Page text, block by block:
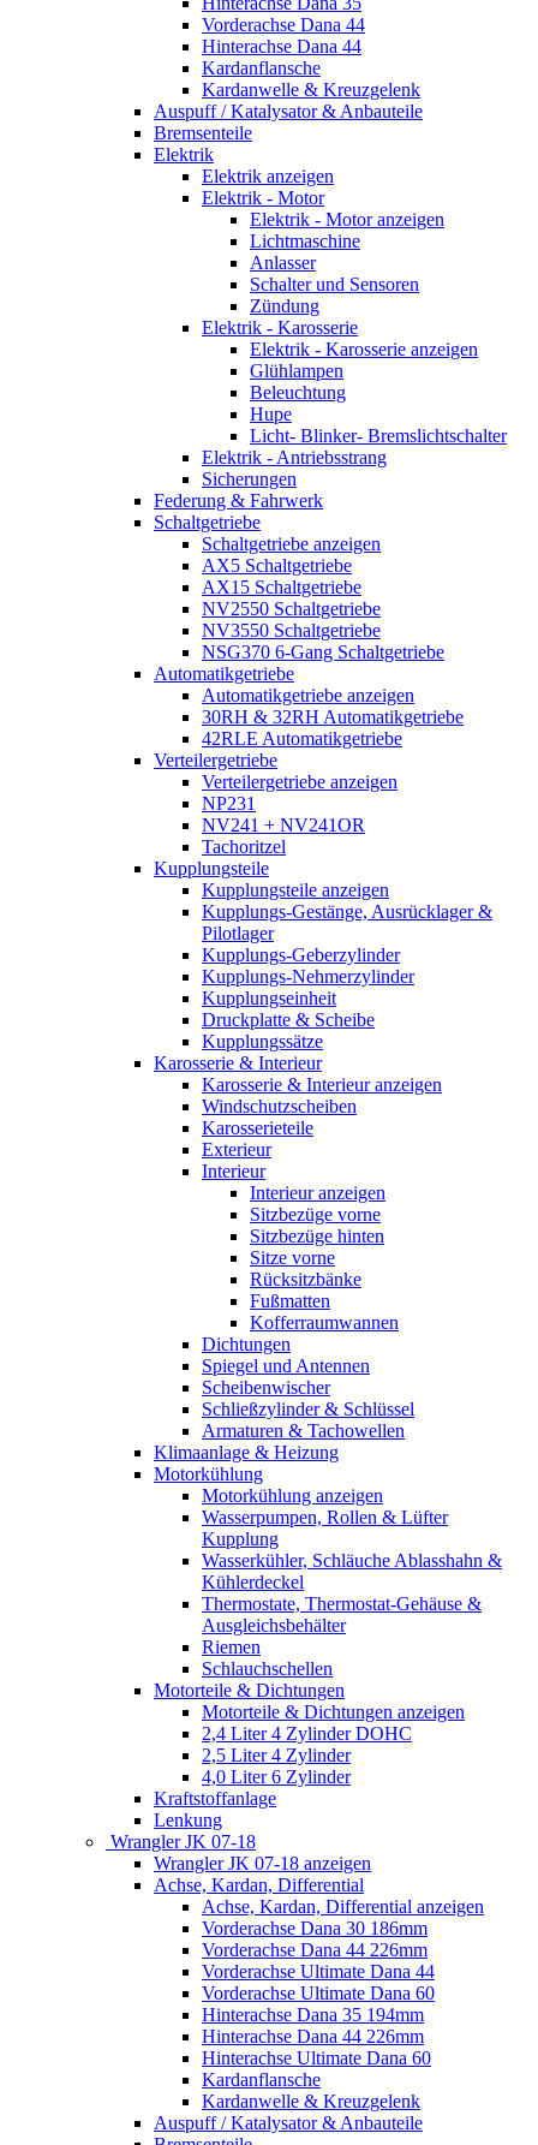
Vorderachse Dana 44
Hinterachse Dana 44
Kardanflansche
Kardanwelle & Kreuzgelenk
Auspuff / Katalysator & Anbauteile
Bremsenteile
Elektrik
Elektrik anzeigen
Elektrik - Motor
Elektrik - Motor anzeigen
Lichtmaschine
Anlasser
Schalter und Sensoren
Zündung
Elektrik - Karosserie
Elektrik - Karosserie anzeigen
Glühlampen
Beleuchtung
Hupe
Licht- Blinker- Bremslichtschalter
Elektrik - Antriebsstrang
Sicherungen
Federung & Fahrwerk
Schaltgetriebe
Schaltgetriebe anzeigen
AX5 Schaltgetriebe
AX15 Schaltgetriebe
NV2550 Schaltgetriebe
NV3550 Schaltgetriebe
NSG370 6-Gang Schaltgetriebe
Automatikgetriebe
Automatikgetriebe anzeigen
30RH & 32RH Automatikgetriebe
42RLE Automatikgetriebe
Verteilergetriebe
Verteilergetriebe anzeigen
NP231
NV241 + NV241OR
Tachoritzel
Kupplungsteile
Kupplungsteile anzeigen
Kupplungs-Gestänge, Ausrücklager &
Pilotlager
Kupplungs-Geberzylinder
Kupplungs-Nehmerzylinder
Kupplungseinheit
Druckplatte & Scheibe
Kupplungssätze
Karosserie & Interieur
Karosserie & Interieur anzeigen
Windschutzscheiben
Karosserieteile
Exterieur
Interieur
Interieur anzeigen
Sitzbezüge vorne
Sitzbezüge hinten
Sitze vorne
Rücksitzbänke
Fußmatten
Kofferraumwannen
Dichtungen
Spiegel und Antennen
Scheibenwischer
Schließzylinder & Schlüssel
Armaturen & Tachowellen
Klimaanlage & Heizung
Motorkühlung
Motorkühlung anzeigen
Wasserpumpen, Rollen & Lüfter
Kupplung
Wasserkühler, Schläuche Ablasshahn &
Kühlerdeckel
Thermostate, Thermostat-Gehäuse &
Ausgleichsbehälter
Riemen
Schlauchschellen
Motorteile & Dichtungen
Motorteile & Dichtungen anzeigen
2,4 Liter 4 Zylinder DOHC
2,5 Liter 4 Zylinder
4,0 Liter 6 Zylinder
Kraftstoffanlage
Lenkung
Wrangler JK 07-18
Wrangler JK 07-18 anzeigen
Achse, Kardan, Differential
Achse, Kardan, Differential anzeigen
Vorderachse Dana 30 186mm
Vorderachse Dana 44 226mm
Vorderachse Ultimate Dana 44
Vorderachse Ultimate Dana 60
Hinterachse Dana 35 194mm
Hinterachse Dana 44 226mm
Hinterachse Ultimate Dana 60
Kardanflansche
Kardanwelle & Kreuzgelenk
Auspuff / Katalysator & Anbauteile